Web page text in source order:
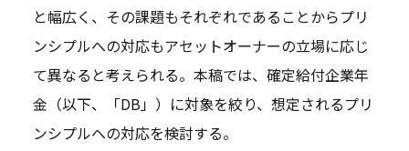
と幅広く、その課題もそれぞれであることからプリ
ンシプルへの対応もアセットオーナーの立場に応じ
て異なると考えられる。本稿では、確定給付企業年
金（以下、「DB」）に対象を絞り、想定されるプリ
ンシプルへの対応を検討する。